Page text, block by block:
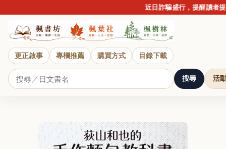
近日詐騙盛行，提醒讀者提高
更正啟事 專欄推薦 購買方式 目錄下載
搜尋 活